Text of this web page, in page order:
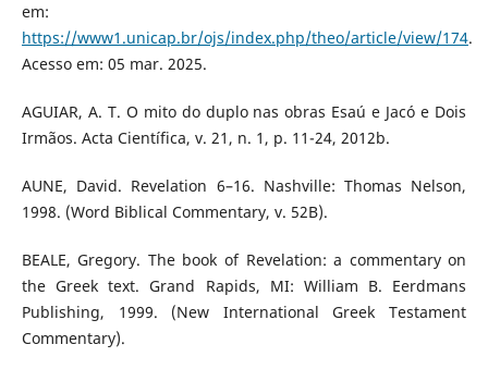
em:
https://www1.unicap.br/ojs/index.php/theo/article/view/174.
Acesso em: 05 mar. 2025.
AGUIAR, A. T. O mito do duplo nas obras Esaú e Jacó e Dois
Irmãos. Acta Científica, v. 21, n. 1, p. 11-24, 2012b.
AUNE, David. Revelation 6–16. Nashville: Thomas Nelson,
1998. (Word Biblical Commentary, v. 52B).
BEALE, Gregory. The book of Revelation: a commentary on
the Greek text. Grand Rapids, MI: William B. Eerdmans
Publishing, 1999. (New International Greek Testament
Commentary).